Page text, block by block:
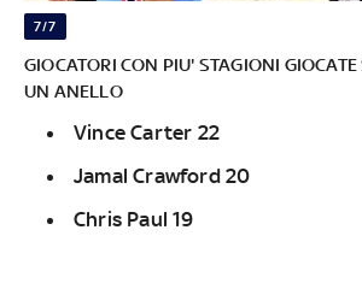
7/7
GIOCATORI CON PIU' STAGIONI
UN ANELLO
Vince Carter 22
Jamal Crawford 20
Chris Paul 19